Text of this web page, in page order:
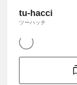
tu-hacci
ツーハッチ